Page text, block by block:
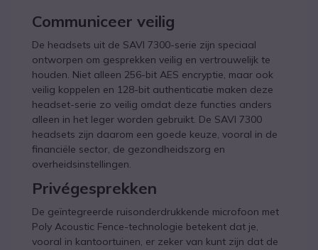
Communiceer veilig
De headsets uit de SAVI 7300-serie zijn speciaal
ontworpen om gesprekken veilig en vertrouwelijk te
houden. Niet alleen 256-bit AES encryptie, maar ook
veilig koppelen en 128-bit authenticatie maken deze
headset-serie zo veilig omdat deze functies anders
alleen in het leger worden gebruikt. De SAVI 7300
headsets zijn daarom een goede keuze, vooral in de
financiële sector, de gezondheidszorg en
overheidsinstellingen.
Privégesprekken
De geïntegreerde ruisonderdrukkende microfoon met
Poly Acoustic Fence-technologie betekent dat je,
vooral in kantoortuinen, er zeker van kunt zijn dat de